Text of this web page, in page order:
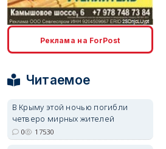
erid: 2SDnjcLUypt
erid: 2SDnjcrDNw6
Реклама на ForPost
Читаемое
В Крыму этой ночью погибли
четверо мирных жителей
0 17530